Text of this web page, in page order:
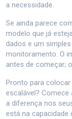
a necessidade.
Se ainda parece
modelo que já
dados e um
monitoramento. O
antes de começar;
Pronto para
escalável?
a diferença nos
está na capacidade